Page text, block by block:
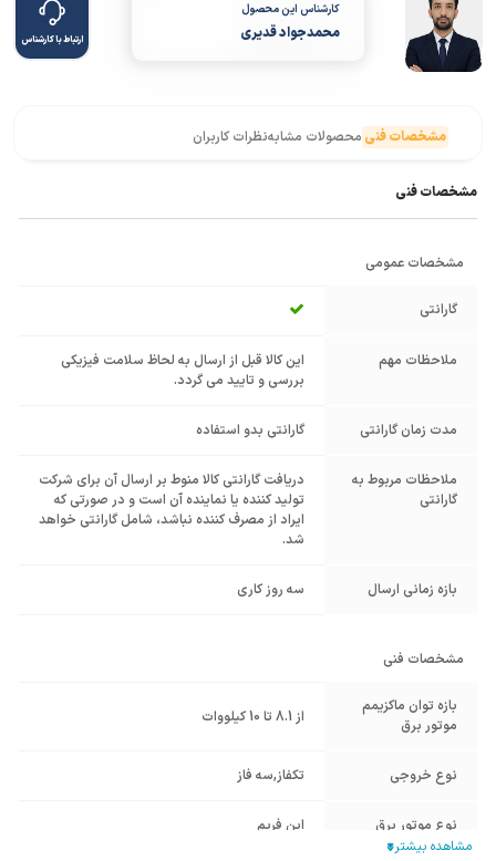
کارشناس این محصول
محمدجواد قدیری ارتباط با کارشناس
مشخصات فنی محصولات مشابهنظرات کاربران
مشخصات فنی
مشخصات عمومی
گارانتی
ملاحظات مهم
این کالا قبل از ارسال به لحاظ سلامت فیزیکی
بررسی و تایید می گردد.
مدت زمان گارانتی گارانتی بدو استفاده
ملاحظات مربوط به
گارانتی
دریافت گارانتی کالا منوط بر ارسال آن برای شرکت
تولید کننده یا نماینده آن است و در صورتی که
ایراد از مصرف کننده نباشد، شامل گارانتی خواهد
شد.
بازه زمانی ارسال سه روز کاری
مشخصات فنی
بازه توان ماکزیمم
موتور برق
از 8.1 تا 10 کیلووات
نوع خروجی تکفاز,سه فاز
نوع موتور برق اپن فریم